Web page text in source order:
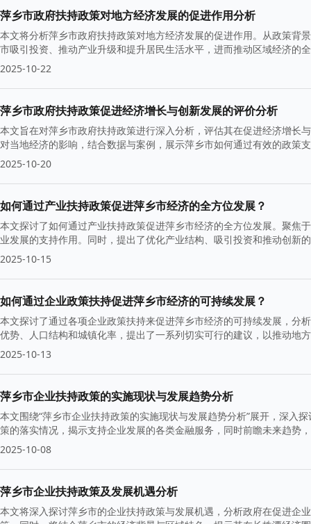
萍乡市政府扶持政策对地方经济发展的促进作用分析
本文将分析萍乡市政府扶持政策对地方经济发展的促进作用。从政策背
市吸引投资、推动产业升级和提升居民生活水平，进而推动区域经济的
2025-10-22
萍乡市政府扶持政策促进经济增长与创新发展的评价分析
本文旨在对萍乡市政府扶持政策进行深入分析，评估其在促进经济增长
对当地经济的影响，结合数据与案例，展示萍乡市如何通过有效的政策
2025-10-20
如何通过产业扶持政策促进萍乡市经济的全方位发展？
本文探讨了如何通过产业扶持政策促进萍乡市经济的全方位发展。聚焦
业发展的支持作用。同时，提出了优化产业结构、吸引投资和推动创新
2025-10-15
如何通过企业政策扶持促进萍乡市经济的可持续发展？
本文探讨了通过各项企业政策扶持来促进萍乡市经济的可持续发展，分
优势、人口结构和城镇化率，提出了一系列切实可行的建议，以推动地
2025-10-13
萍乡市企业扶持政策的实施现状与发展趋势分析
本文围绕“萍乡市企业扶持政策的实施现状与发展趋势分析”展开，深入
策的落实情况，揭示支持企业发展的各类金融服务，同时前瞻未来趋势
2025-10-08
萍乡市企业扶持政策及发展机遇分析
本文将深入探讨萍乡市的企业扶持政策与发展机遇，分析政府在促进企